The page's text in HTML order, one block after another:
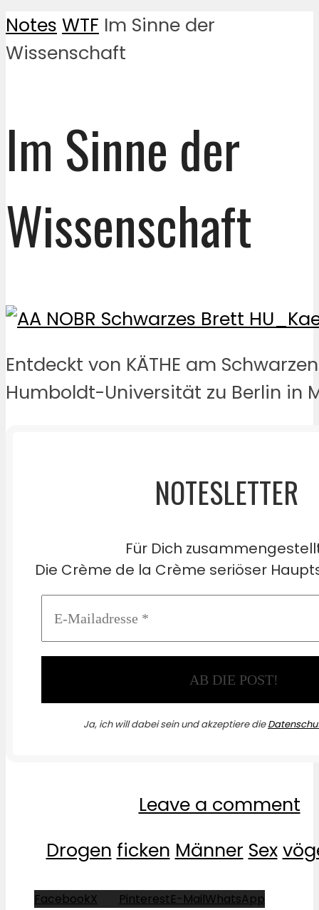
Notes WTF Im Sinne der
Wissenschaft
Im Sinne der
Wissenschaft
Entdeckt von KÄTHE am
Humboldt-Universität zu Berlin in
NOTESLETTER
Für Dich
Die Crème de la Crème seriöser
Ja, ich will dabei sein und akzeptiere die
Leave a comment
Drogen ficken Männer Sex
FacebookX PinterestE-MailWhatsApp